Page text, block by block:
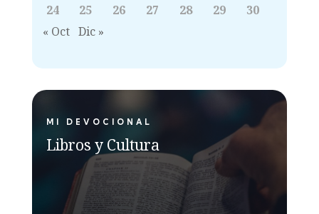
24
25 26 27 28 29
30
« Oct Dic »
MI DEVOCIONAL
Libros y Cultura